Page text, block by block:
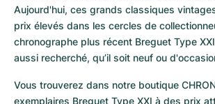
Sky-Dweller
Submariner
Baignoire
Ballon Blanc
Roadster
Super Avenger
Galactic
Montbrillant
GST
Vintage
Montres d'occasion
Aujourd'hui, ces grands classiques
prix élevés dans les cercles de
chronographe plus récent Breguet Type
aussi recherché, qu’il soit neuf ou
Vous trouverez dans notre boutique
exemplaires Breguet Type XXI à des prix